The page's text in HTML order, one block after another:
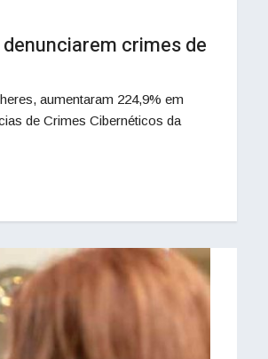
crimes de
aumentaram 224,9% em
de Crimes Cibernéticos da